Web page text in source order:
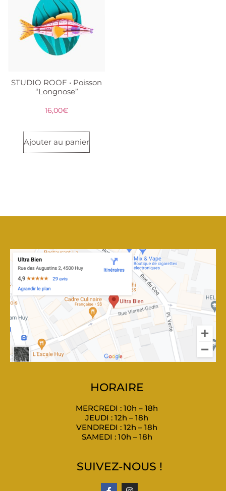
STUDIO ROOF • Poisson
“Longnose”
16,00€
Ajouter au panier
HORAIRE
MERCREDI : 10h – 18h
JEUDI : 12h – 18h
VENDREDI : 12h – 18h
SAMEDI : 10h – 18h
SUIVEZ-NOUS !